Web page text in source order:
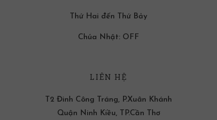
Thứ Hai đến Thứ Bảy
Chúa Nhật: OFF
LIÊN HỆ
T2 Đinh Công Tráng, P.Xuân Khánh
Quận Ninh Kiều, TP.Cần Thơ